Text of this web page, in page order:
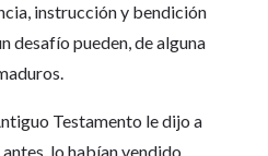
instrucción y bendición
desafío pueden, de alguna
Testamento le dijo a
lo habían vendido